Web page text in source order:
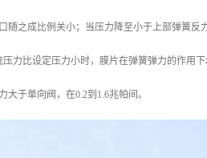
之成比例关小；当压力降至小于上部弹簧反
力比设定压力小时，膜片在弹簧弹力的作用
于单向阀，在0.2到1.6兆帕间。